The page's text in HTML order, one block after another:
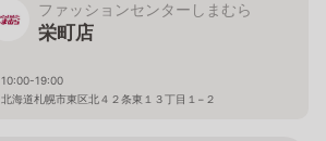
ファッションセンターしまむら
栄町店
10:00-19:00
北海道札幌市東区北４２条東１３丁目１−２